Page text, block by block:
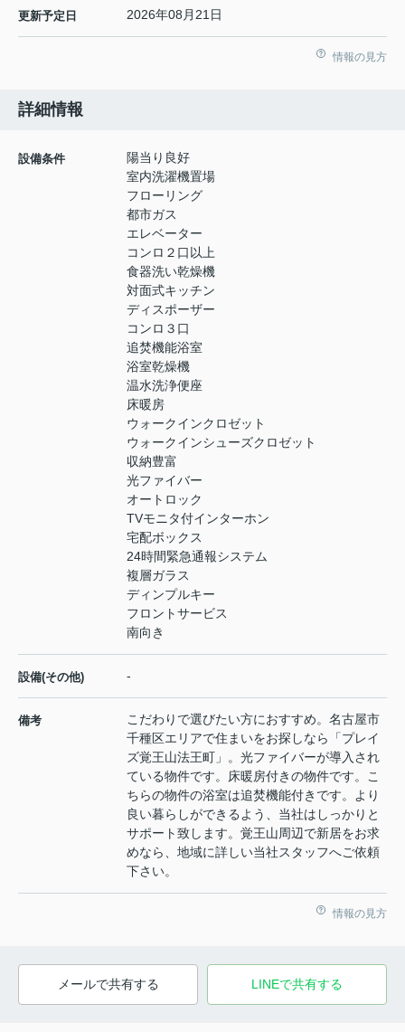
更新予定日 2026年08月21日
情報の見方
詳細情報
設備条件
陽当り良好
室内洗濯機置場
フローリング
都市ガス
エレベーター
コンロ２口以上
食器洗い乾燥機
対面式キッチン
ディスポーザー
コンロ３口
追焚機能浴室
浴室乾燥機
温水洗浄便座
床暖房
ウォークインクロゼット
ウォークインシューズクロゼット
収納豊富
光ファイバー
オートロック
TVモニタ付インターホン
宅配ボックス
24時間緊急通報システム
複層ガラス
ディンプルキー
フロントサービス
南向き
設備(その他) -
備考
こだわりで選びたい方におすすめ。名古屋市
千種区エリアで住まいをお探しなら「プレイ
ズ覚王山法王町」。光ファイバーが導入され
ている物件です。床暖房付きの物件です。こ
ちらの物件の浴室は追焚機能付きです。より
良い暮らしができるよう、当社はしっかりと
サポート致します。覚王山周辺で新居をお求
めなら、地域に詳しい当社スタッフへご依頼
下さい。
情報の見方
メールで共有する LINEで共有する